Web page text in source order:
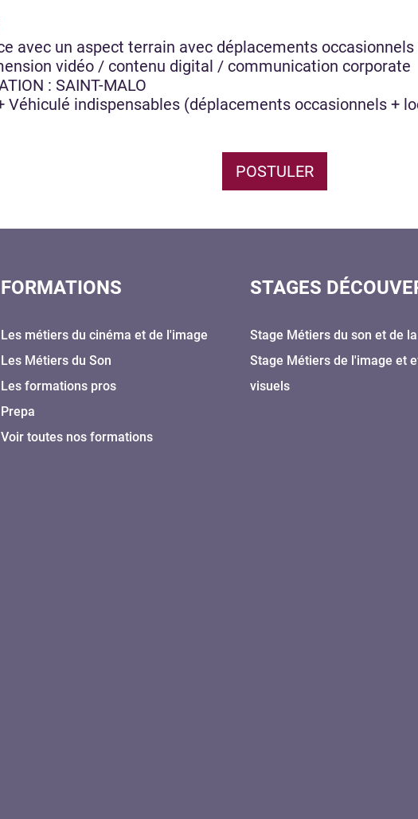
avec un aspect terrain avec déplacements
vidéo / contenu digital / communication corporate
: SAINT-MALO
Véhiculé indispensables (déplacements occasionnels +
POSTULER
FORMATIONS
Les métiers du cinéma et de l'image
Les Métiers du Son
Les formations pros
Prepa
Voir toutes nos formations
STAGES
Stage Métiers du son et de
Stage Métiers de l'image et
visuels